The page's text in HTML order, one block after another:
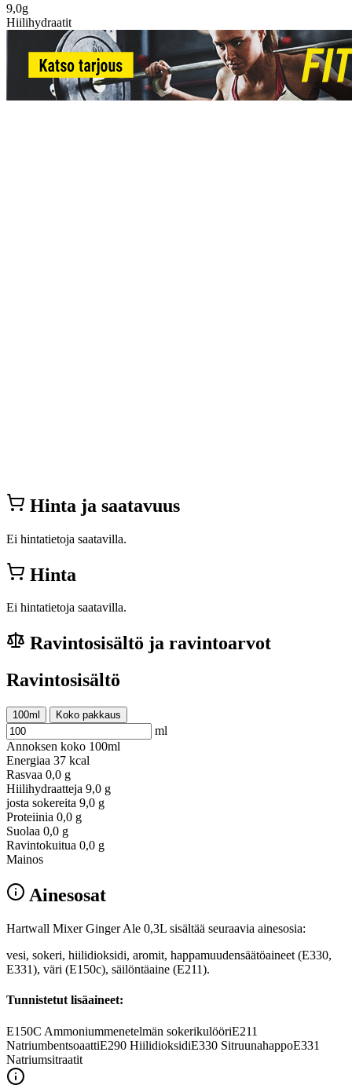
9,0g
Hiilihydraatit
Hinta ja saatavuus
Ei hintatietoja saatavilla.
Hinta
Ei hintatietoja saatavilla.
Ravintosisältö ja ravintoarvot
Ravintosisältö
100ml Koko pakkaus
ml
Annoksen koko 100ml
Energiaa 37 kcal
Rasvaa 0,0 g
Hiilihydraatteja 9,0 g
josta sokereita 9,0 g
Proteiinia 0,0 g
Suolaa 0,0 g
Ravintokuitua 0,0 g
Mainos
Ainesosat
Hartwall Mixer Ginger Ale 0,3L sisältää seuraavia ainesosia:
vesi, sokeri, hiilidioksidi, aromit, happamuudensäätöaineet (E330,
E331), väri (E150c), säilöntäaine (E211).
Tunnistetut lisäaineet:
E150C Ammoniummenetelmän sokerikulööriE211
NatriumbentsoaattiE290 HiilidioksidiE330 SitruunahappoE331
Natriumsitraatit